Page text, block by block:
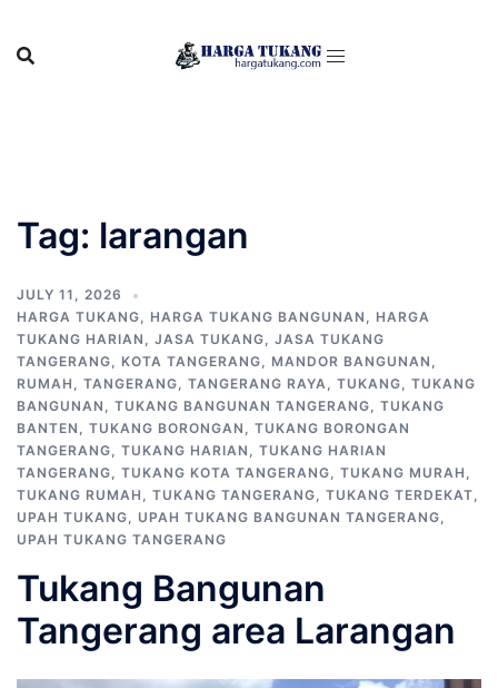
content
Tag: larangan
JULY 11, 2026
HARGA TUKANG, HARGA TUKANG BANGUNAN , HARGA
TUKANG HARIAN , JASA TUKANG, JASA TUKANG
TANGERANG, KOTA TANGERANG, MANDOR BANGUNAN ,
RUMAH , TANGERANG, TANGERANG RAYA, TUKANG, TUKANG
BANGUNAN , TUKANG BANGUNAN TANGERANG, TUKANG
BANTEN , TUKANG BORONGAN , TUKANG BORONGAN
TANGERANG, TUKANG HARIAN , TUKANG HARIAN
TANGERANG, TUKANG KOTA TANGERANG, TUKANG MURAH ,
TUKANG RUMAH , TUKANG TANGERANG, TUKANG TERDEKAT,
UPAH TUKANG, UPAH TUKANG BANGUNAN TANGERANG,
UPAH TUKANG TANGERANG
Tukang Bangunan
Tangerang area Larangan